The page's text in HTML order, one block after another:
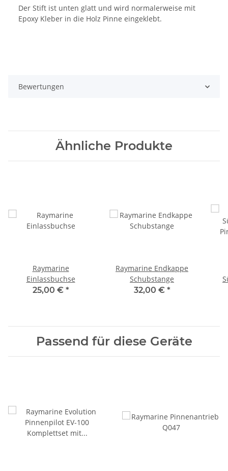
Der Stift ist unten glatt und wird normalerweise mit
Epoxy Kleber in die Holz Pinne eingeklebt.
Bewertungen
Ähnliche Produkte
Raymarine
Einlassbuchse
25,00 € *
Raymarine Endkappe
Schubstange
32,00 € *
Passend für diese Geräte